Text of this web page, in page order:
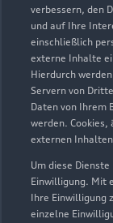
verbessern, den
und auf Ihre
einschließlich
externe Inhalte
Hierdurch
Servern von
Daten von Ihrem
werden. Cookies,
externen
Um diese
Einwilligung. Mit
Ihre Einwilligung
einzelne
Der gezeigte
Ihres
durch den
Marktdaten als
dient zur
Zustand Ihres
berücksichtigt
endgültige
durch den Audi
erfolgen.